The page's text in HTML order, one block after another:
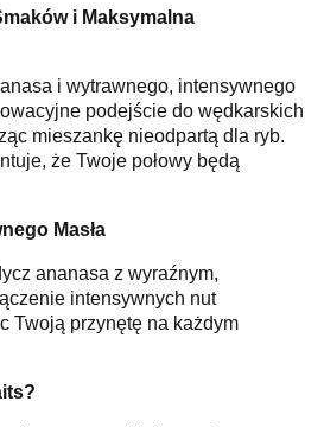
i Maksymalna
i wytrawnego, intensywnego
podejście do wędkarskich
mieszankę nieodpartą dla ryb.
że Twoje połowy będą
Masła
ananasa z wyraźnym,
intensywnych nut
Twoją przynętę na każdym